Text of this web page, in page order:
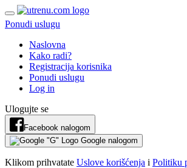
Ponudi uslugu
Naslovna
Kako radi?
Registracija korisnika
Ponudi uslugu
Log in
Ulogujte se
Facebook nalogom
Google nalogom
Klikom prihvatate Uslove korišćenja i Politiku